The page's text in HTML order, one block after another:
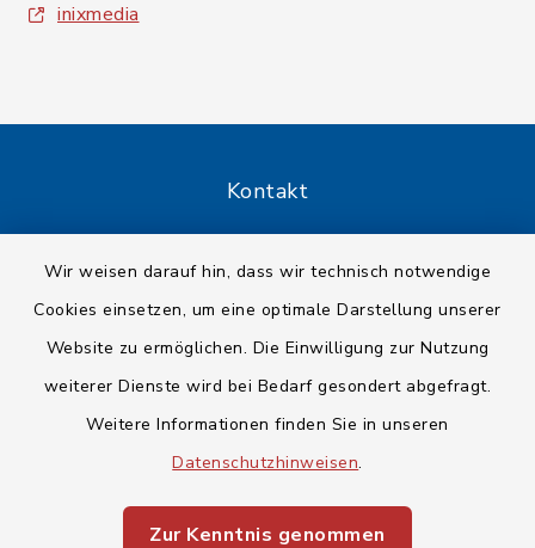
Wir weisen darauf hin, dass wir technisch notwendige
Cookies einsetzen, um eine optimale Darstellung unserer
Website zu ermöglichen. Die Einwilligung zur Nutzung
weiterer Dienste wird bei Bedarf gesondert abgefragt.
Weitere Informationen finden Sie in unseren
Datenschutzhinweisen.
Zur Kenntnis genommen
inixmedia
Kontakt
Datenschutz
Impressum
Sitemap
Cookie-Einstellungen